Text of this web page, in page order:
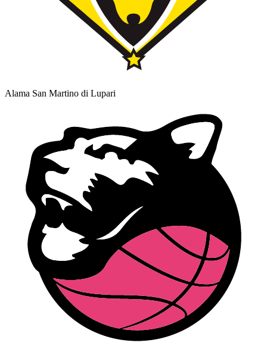
Alama San Martino di Lupari